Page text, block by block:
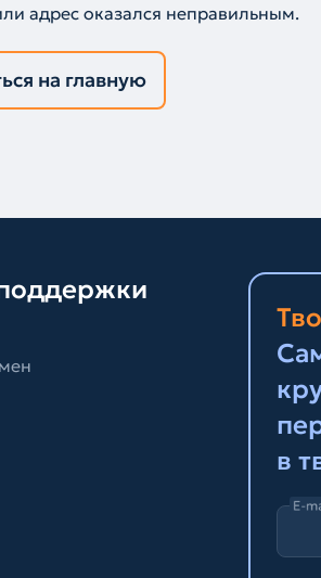
адрес оказался неправильным.
на главную
в
E-